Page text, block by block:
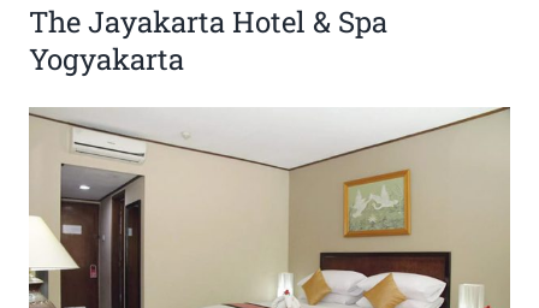
The Jayakarta Hotel & Spa
Yogyakarta